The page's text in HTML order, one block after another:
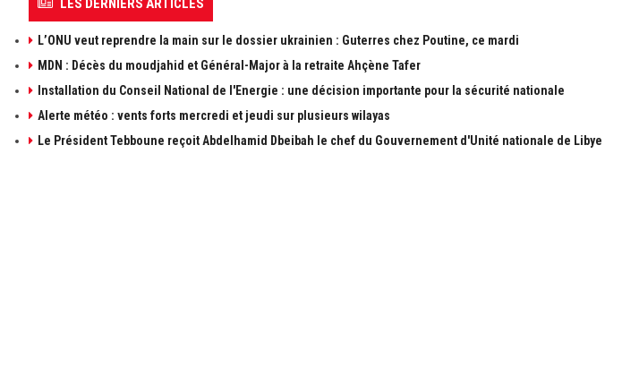
LES DERNIERS ARTICLES
L’ONU veut reprendre la main sur le dossier ukrainien : Guterres chez Poutine, ce mardi
MDN : Décès du moudjahid et Général-Major à la retraite Ahçène Tafer
Installation du Conseil National de l'Energie : une décision importante pour la sécurité nationale
Alerte météo : vents forts mercredi et jeudi sur plusieurs wilayas
Le Président Tebboune reçoit Abdelhamid Dbeibah le chef du Gouvernement d'Unité nationale de Libye